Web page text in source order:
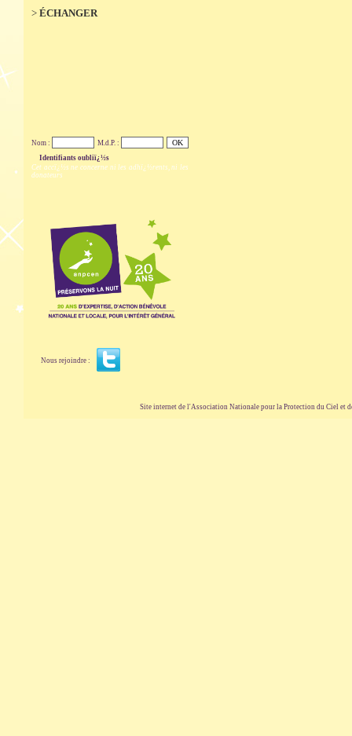
> ÉCHANGER
Nom :
M.d.P. :
Identifiants oubliï¿½s
Cet accï¿½s ne concerne ni les adhï¿½rents, ni les
donateurs
Nous rejoindre :
Site internet de l'Association Nationale pour la Protection du Ciel et de